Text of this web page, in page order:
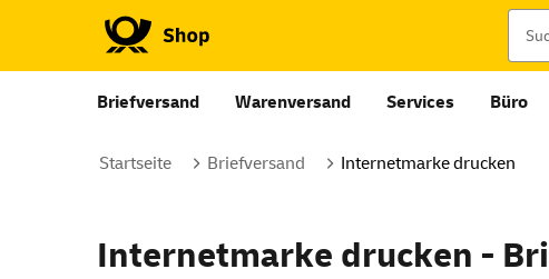
Briefversand Warenversand Services Büro
Startseite Briefversand Internetmarke drucken
Internetmarke drucken -